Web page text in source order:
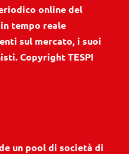
online del
tempo reale
sul mercato, i suoi
Copyright TESPI
un pool di società di